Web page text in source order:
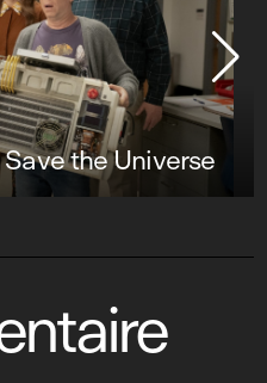
Universe